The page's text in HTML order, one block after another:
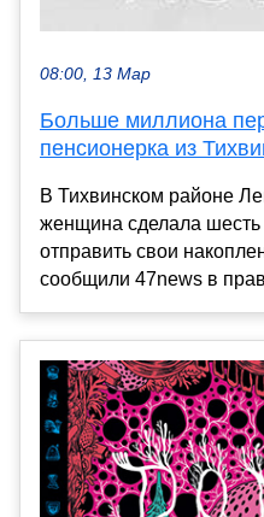
08:00, 13 Мар
Больше миллиона
пенсионерка из
В Тихвинском районе
женщина сделала
отправить свои
сообщили 47news в